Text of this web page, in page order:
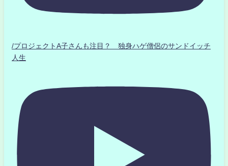
/プロジェクトA子さんも注目？ 独身ハゲ僧侶のサンドイッチ
人生